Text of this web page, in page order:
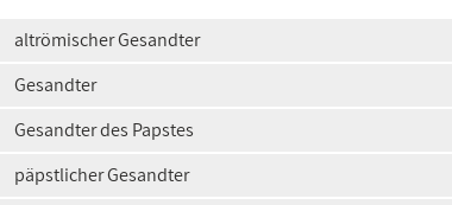
altrömischer Gesandter
Gesandter
Gesandter des Papstes
päpstlicher Gesandter